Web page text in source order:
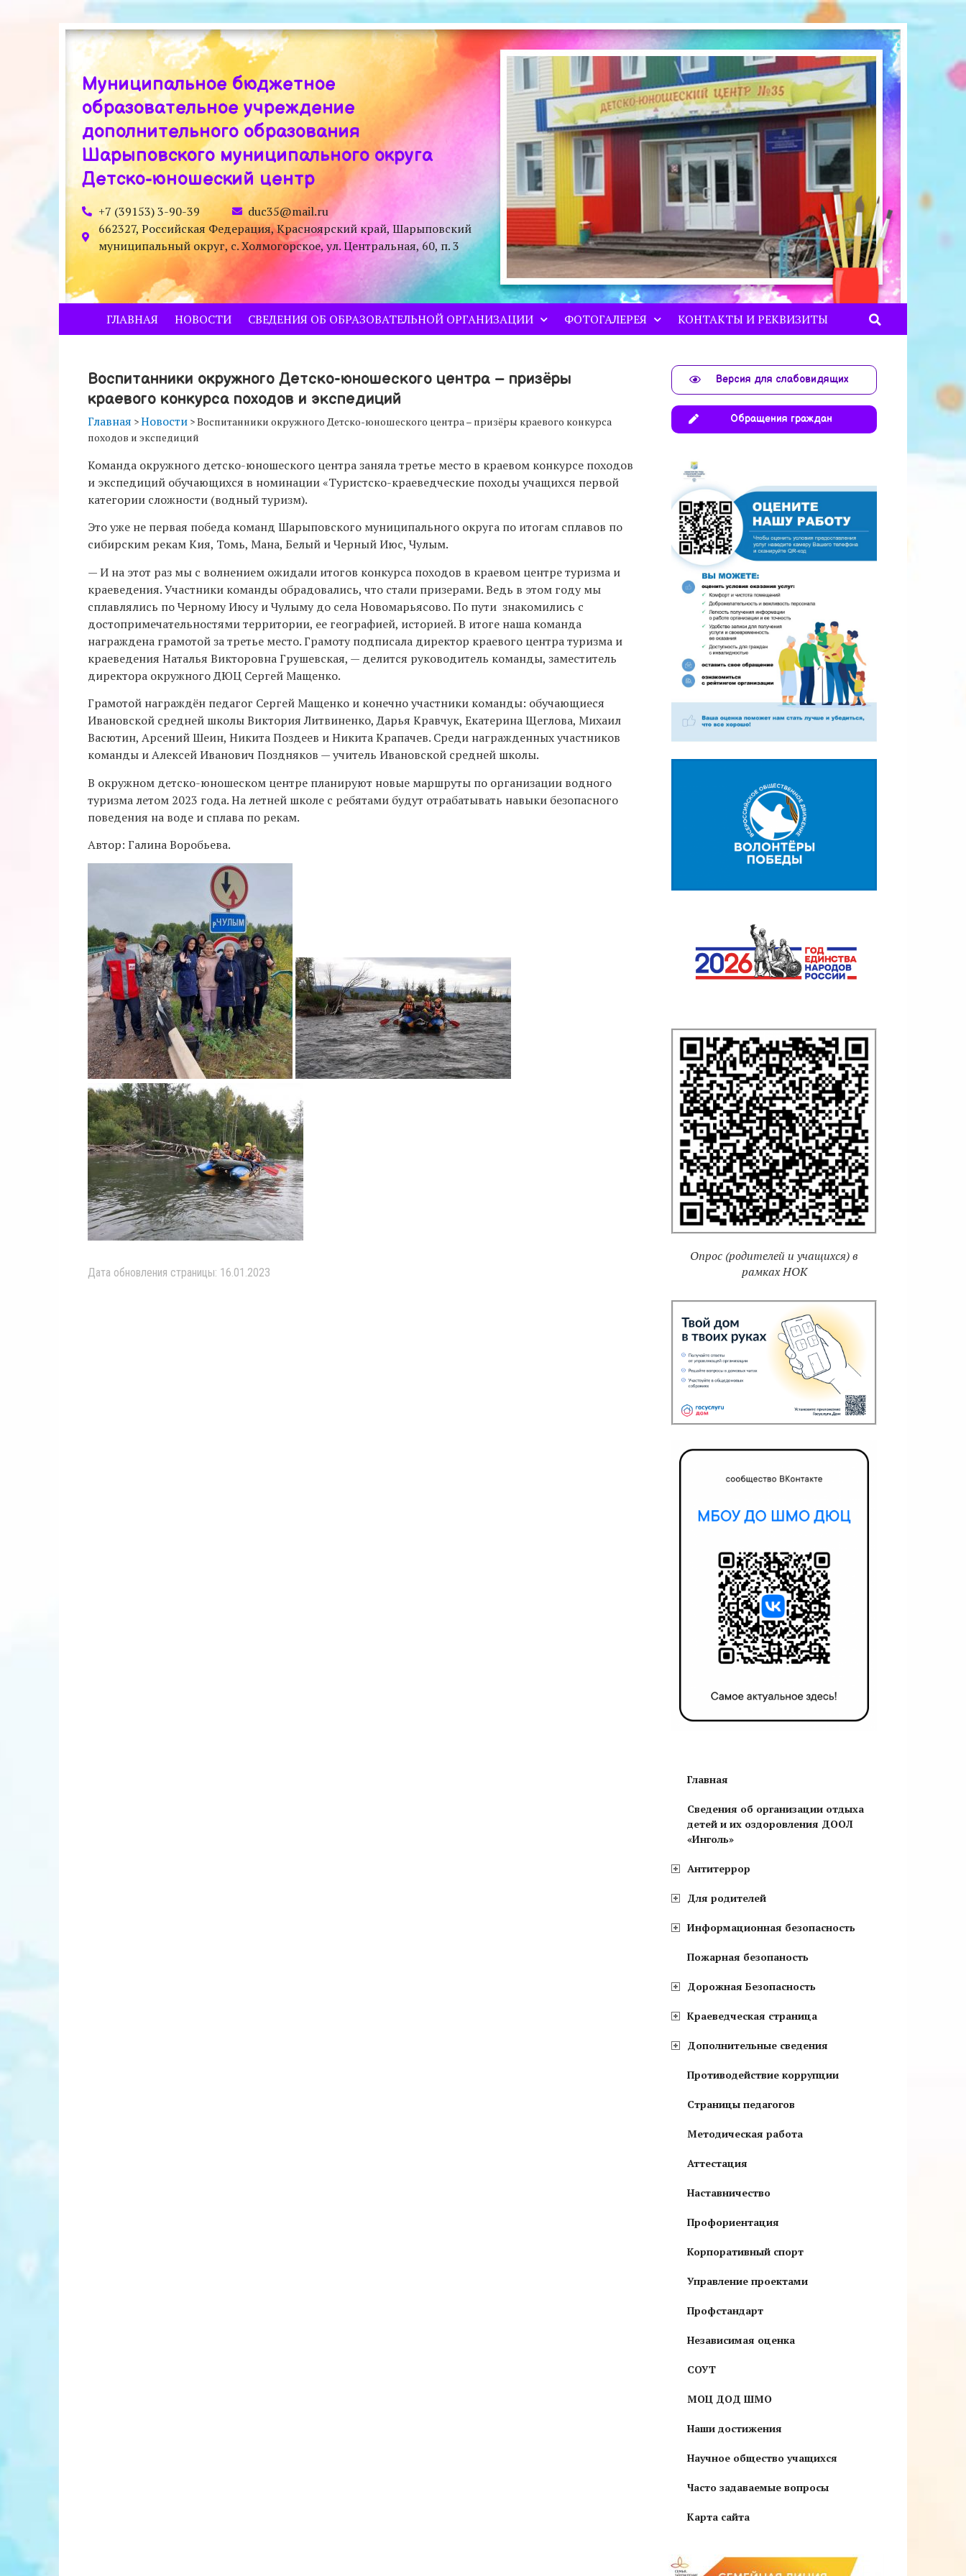
Муниципальное бюджетное
образовательное учреждение
дополнительного образования
Шарыповского муниципального округа
Детско-юношеский центр
+7 (39153) 3-90-39
duc35@mail.ru
662327, Российская Федерация, Красноярский край, Шарыповский
муниципальный округ, с. Холмогорское, ул. Центральная, 60, п. 3
ГЛАВНАЯ НОВОСТИ СВЕДЕНИЯ ОБ ОБРАЗОВАТЕЛЬНОЙ ОРГАНИЗАЦИИ ФОТОГАЛЕРЕЯ КОНТАКТЫ И РЕКВИЗИТЫ
Воспитанники окружного Детско-юношеского центра – призёры
краевого конкурса походов и экспедиций
Главная >Новости >Воспитанники окружного Детско-юношеского центра – призёры краевого конкурса
походов и экспедиций
Команда окружного детско-юношеского центра заняла третье место в краевом конкурсе походов
и экспедиций обучающихся в номинации «Туристско-краеведческие походы учащихся первой
категории сложности (водный туризм).
Это уже не первая победа команд Шарыповского муниципального округа по итогам сплавов по
сибирским рекам Кия, Томь, Мана, Белый и Черный Июс, Чулым.
— И на этот раз мы с волнением ожидали итогов конкурса походов в краевом центре туризма и
краеведения. Участники команды обрадовались, что стали призерами. Ведь в этом году мы
сплавлялись по Черному Июсу и Чулыму до села Новомарьясово. По пути знакомились с
достопримечательностями территории, ее географией, историей. В итоге наша команда
награждена грамотой за третье место. Грамоту подписала директор краевого центра туризма и
краеведения Наталья Викторовна Грушевская, — делится руководитель команды, заместитель
директора окружного ДЮЦ Сергей Мащенко.
Грамотой награждён педагог Сергей Мащенко и конечно участники команды: обучающиеся
Ивановской средней школы Виктория Литвиненко, Дарья Кравчук, Екатерина Щеглова, Михаил
Васютин, Арсений Шеин, Никита Поздеев и Никита Крапачев. Среди награжденных участников
команды и Алексей Иванович Поздняков — учитель Ивановской средней школы.
В окружном детско-юношеском центре планируют новые маршруты по организации водного
туризма летом 2023 года. На летней школе с ребятами будут отрабатывать навыки безопасного
поведения на воде и сплава по рекам.
Автор: Галина Воробьева.
Дата обновления страницы: 16.01.2023
Версия для слабовидящих
Обращения граждан
Опрос (родителей и учащихся) в
рамках НОК
Главная
Сведения об организации отдыха
детей и их оздоровления ДООЛ
«Инголь»
Антитеррор
Для родителей
Информационная безопасность
Пожарная безопаность
Дорожная Безопасность
Краеведческая страница
Дополнительные сведения
Противодействие коррупции
Страницы педагогов
Методическая работа
Аттестация
Наставничество
Профориентация
Корпоративный спорт
Управление проектами
Профстандарт
Независимая оценка
СОУТ
МОЦ ДОД ШМО
Наши достижения
Научное общество учащихся
Часто задаваемые вопросы
Карта сайта